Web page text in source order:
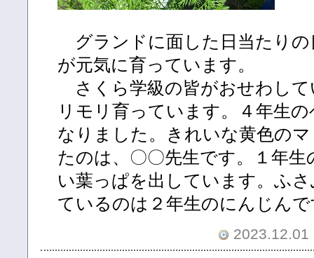
グランドに面した日当たりの
が元気に育っています。
さくら学級の皆がおせわし
リモリ育っています。４年生
なりました。きれいな黄色の
たのは、〇〇先生です。１年
い葉っぱを出しています。ふ
ているのは２年生のにんじん